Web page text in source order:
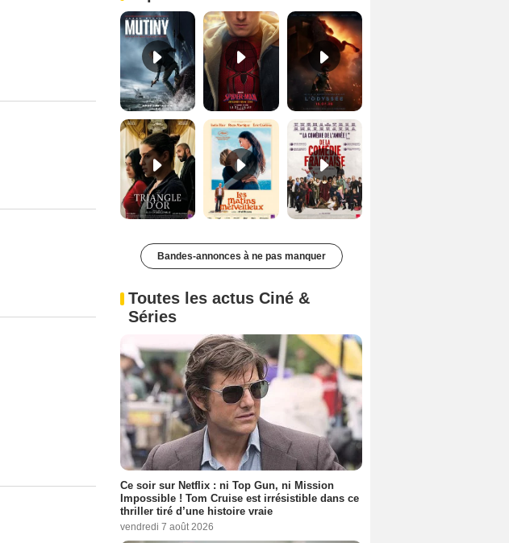
Le Triangle d'or Bande-annonce VF De la Comédie-Française Teaser VF
Bandes-annonces à ne pas manquer
Toutes les actus Ciné &
Séries
Ce soir sur Netflix : ni Top Gun, ni Mission
Impossible ! Tom Cruise est irrésistible dans ce
thriller tiré d’une histoire vraie
vendredi 7 août 2026